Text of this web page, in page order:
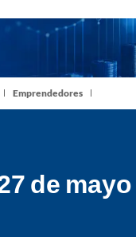
Emprendedores
de